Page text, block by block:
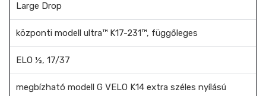
Large Drop
központi modell ultra™ K17-231™, függőleges
ELO ½, 17/37
megbízható modell G VELO K14 extra széles nyílású